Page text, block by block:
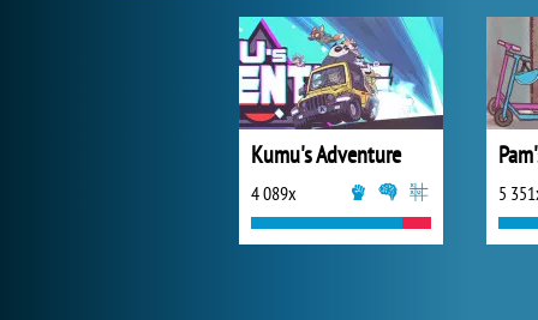
Kumu's Adventure
4 089x 5